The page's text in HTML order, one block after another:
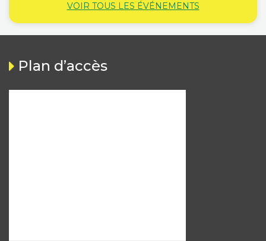
VOIR TOUS LES ÉVÉNEMENTS
Plan d’accès